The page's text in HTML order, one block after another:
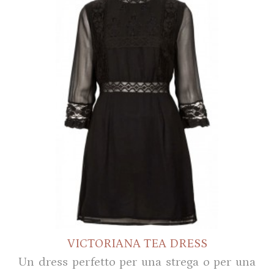
VICTORIANA TEA DRESS
Un dress perfetto per una strega o per una